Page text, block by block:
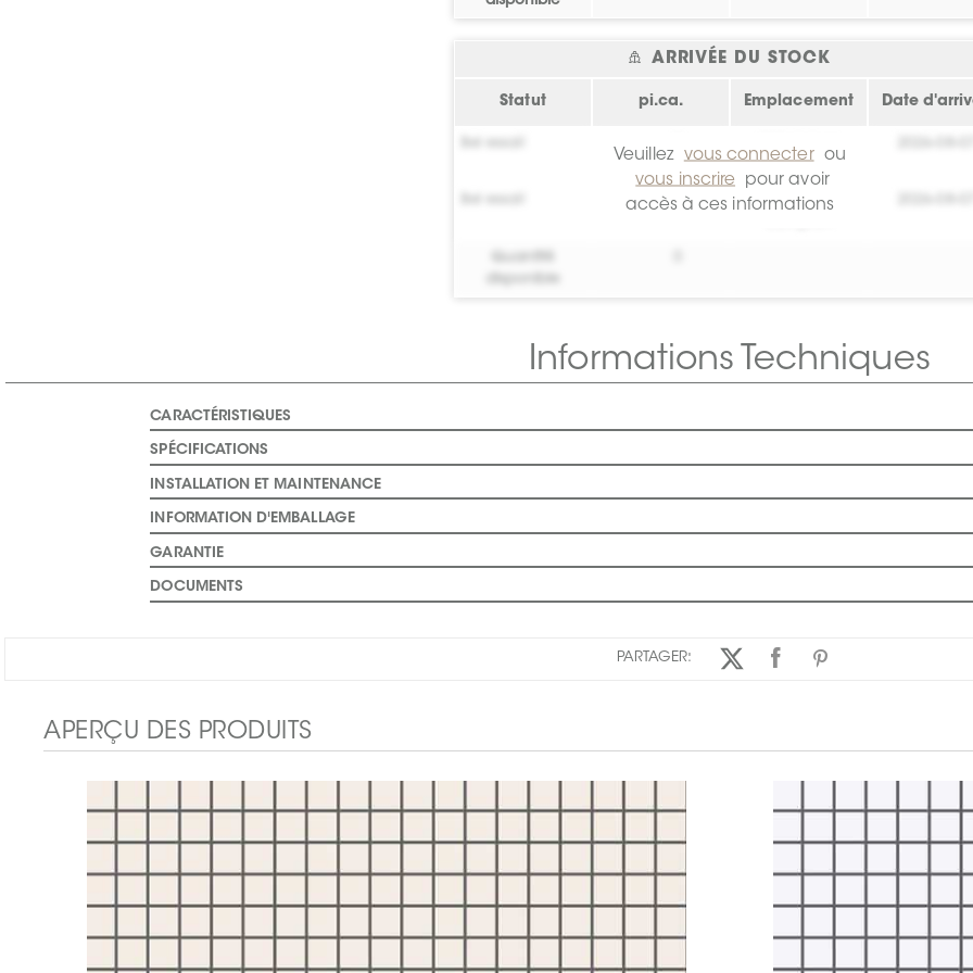
ARRIVÉE DU STOCK
Statut pi.ca. Emplacement Date
Crée toi un
compte !
0
Crée toi un
Veuillez vous connecter
ou
vous inscrire
pour avoir
accès à ces informations
Informations Techniques
CARACTÉRISTIQUES
SPÉCIFICATIONS
INSTALLATION ET MAINTENANCE
INFORMATION D'EMBALLAGE
GARANTIE
DOCUMENTS
PARTAGER:
APERÇU DES PRODUITS